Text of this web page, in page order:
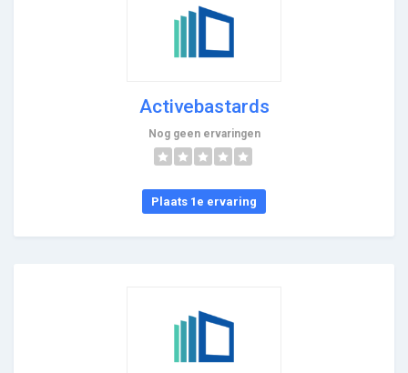
Activebastards
Nog geen ervaringen
Plaats 1e ervaring